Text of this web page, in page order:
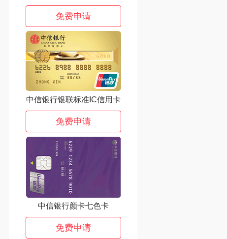
免费申请
中信银行银联标准IC信用卡
免费申请
中信银行颜卡七色卡
免费申请